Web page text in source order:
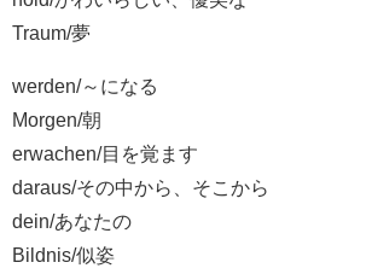
Traum/夢
werden/～になる
Morgen/朝
erwachen/目を覚ます
daraus/その中から、そこから
dein/あなたの
Bildnis/似姿